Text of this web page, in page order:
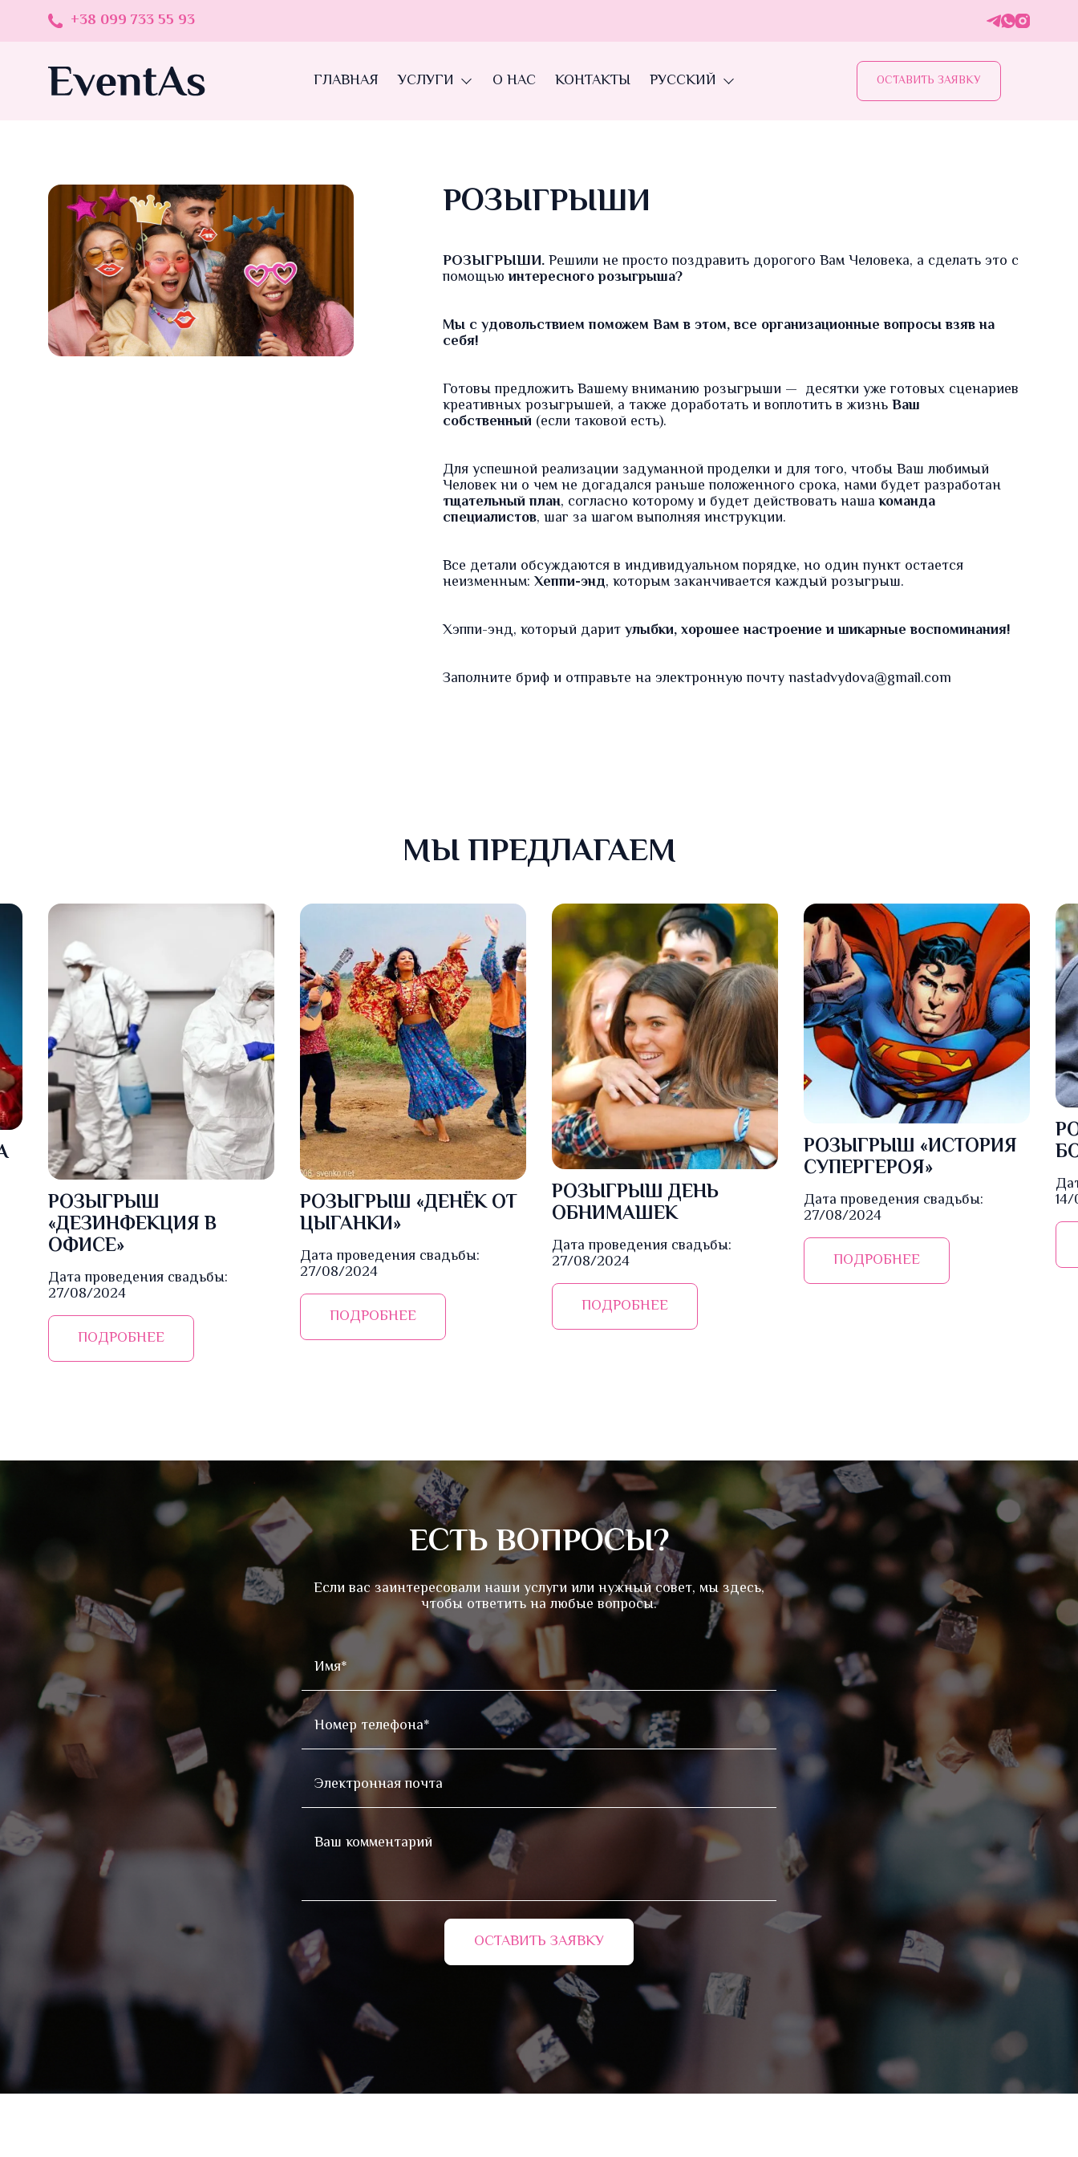
+38 099 733 55 93
ГЛАВНАЯ УСЛУГИ О НАС КОНТАКТЫ РУССКИЙ ОСТАВИТЬ ЗАЯВКУ
РОЗЫГРЫШИ
РОЗЫГРЫШИ.Решили не просто поздравить дорогого Вам Человека, а сделать это с
помощьюинтересного розыгрыша?
Мы с удовольствием поможем Вам в этом, все организационные вопросы взяв на
себя!
Готовы предложить Вашему вниманию розыгрыши — десятки уже готовых сценариев
креативных розыгрышей, а также доработать и воплотить в жизньВаш
собственный (если таковой есть).
Для успешной реализации задуманной проделки и для того, чтобы Ваш любимый
Человек ни о чем не догадался раньше положенного срока, нами будет разработан
тщательный план, согласно которому и будет действовать нашакоманда
специалистов, шаг за шагом выполняя инструкции.
Все детали обсуждаются в индивидуальном порядке, но один пункт остается
неизменным: Хеппи-энд, которым заканчивается каждый розыгрыш.
Хэппи-энд, который даритулыбки, хорошее настроение и шикарные воспоминания!
Заполните брифи отправьте на электронную почту nastadvydova@gmail.com
МЫ ПРЕДЛАГАЕМ
РОЗЫГРЫШ
«ДЕЗИНФЕКЦИЯ В
ОФИСЕ»
Дата проведения свадьбы:
27/08/2024
ПОДРОБНЕЕ
РОЗЫГРЫШ «ДЕНЁК ОТ
ЦЫГАНКИ»
Дата проведения свадьбы:
27/08/2024
ПОДРОБНЕЕ
РОЗЫГРЫШ ДЕНЬ
ОБНИМАШЕК
Дата проведения свадьбы:
27/08/2024
ПОДРОБНЕЕ
РОЗЫГРЫШ «ИСТОРИЯ
СУПЕРГЕРОЯ»
Дата проведения свадьбы:
27/08/2024
ПОДРОБНЕЕ
ЕСТЬ ВОПРОСЫ?
Если вас заинтересовали наши услуги или нужный совет, мы здесь,
чтобы ответить на любые вопросы.
ОСТАВИТЬ ЗАЯВКУ